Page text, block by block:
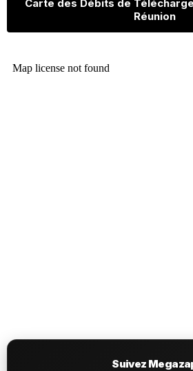
Carte des Débits de
Réunion
Suivez